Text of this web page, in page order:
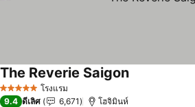
5 ดาว โรงแรม
The Reverie Saigonดูราคา
9.4 ดีเลิศ 6,671 โฮจิมินห์